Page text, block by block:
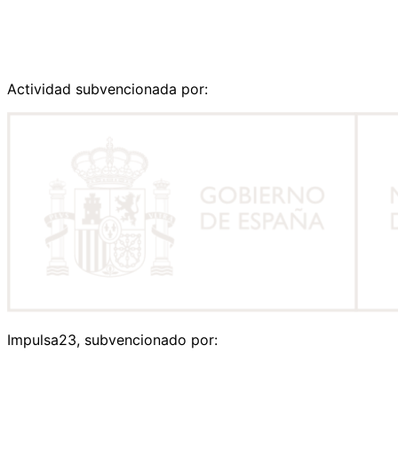
Actividad subvencionada por:
Impulsa23, subvencionado por: